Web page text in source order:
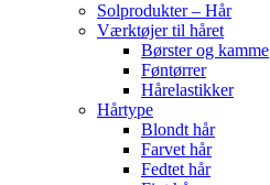
Solprodukter – Hår
Værktøjer til håret
Børster og kamme
Føntørrer
Hårelastikker
Hårtype
Blondt hår
Farvet hår
Fedtet hår